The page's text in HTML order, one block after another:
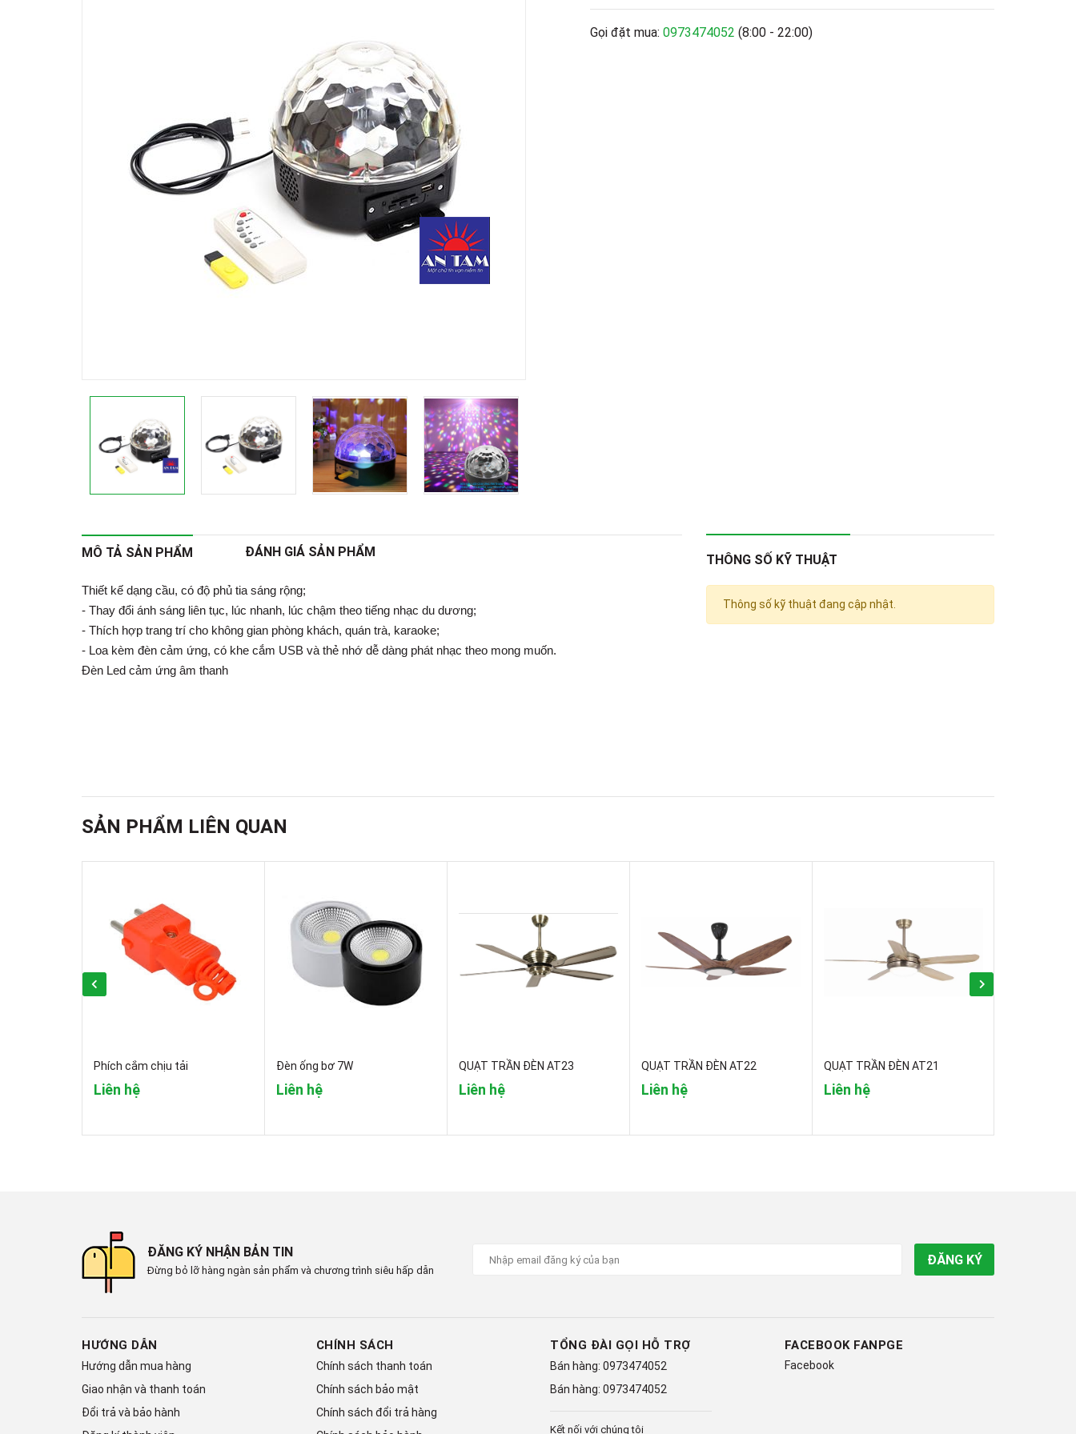
Gọi đặt mua: 0973474052 (8:00 - 22:00)
MÔ TẢ SẢN PHẨM ĐÁNH GIÁ SẢN PHẨM
Thiết kế dạng cầu, có độ phủ tia sáng rộng;
- Thay đổi ánh sáng liên tục, lúc nhanh, lúc chậm theo tiếng nhạc du dương;
- Thích hợp trang trí cho không gian phòng khách, quán trà, karaoke;
- Loa kèm đèn cảm ứng, có khe cắm USB và thẻ nhớ dễ dàng phát nhạc theo mong muốn.
Đèn Led cảm ứng âm thanh
THÔNG SỐ KỸ THUẬT
Thông số kỹ thuật đang cập nhật.
SẢN PHẨM LIÊN QUAN
Phích cắm chịu tải
Liên hệ
Đèn ống bơ 7W
Liên hệ
QUẠT TRẦN ĐÈN AT23
Liên hệ
QUẠT TRẦN ĐÈN AT22
Liên hệ
QUẠT TRẦN ĐÈN AT21
Liên hệ
ĐĂNG KÝ NHẬN BẢN TIN
Đừng bỏ lỡ hàng ngàn sản phẩm và chương trình siêu hấp dẫn
ĐĂNG KÝ
HƯỚNG DẪN
Hướng dẫn mua hàng
Giao nhận và thanh toán
Đổi trả và bảo hành
CHÍNH SÁCH
Chính sách thanh toán
Chính sách bảo mật
Chính sách đổi trả hàng
TỔNG ĐÀI GỌI HỖ TRỢ
Bán hàng: 0973474052
Bán hàng: 0973474052
Kết nối với chúng tôi
FACEBOOK FANPGE
Facebook